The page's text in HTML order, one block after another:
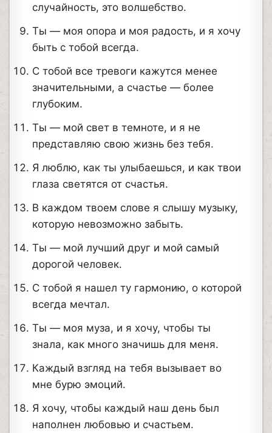
случайность, это волшебство.
Ты — моя опора и моя радость, и я хочу
быть с тобой всегда.
С тобой все тревоги кажутся менее
значительными, а счастье — более
глубоким.
Ты — мой свет в темноте, и я не
представляю свою жизнь без тебя.
Я люблю, как ты улыбаешься, и как твои
глаза светятся от счастья.
В каждом твоем слове я слышу музыку,
которую невозможно забыть.
Ты — мой лучший друг и мой самый
дорогой человек.
С тобой я нашел ту гармонию, о которой
всегда мечтал.
Ты — моя муза, и я хочу, чтобы ты
знала, как много значишь для меня.
Каждый взгляд на тебя вызывает во
мне бурю эмоций.
Я хочу, чтобы каждый наш день был
наполнен любовью и счастьем.